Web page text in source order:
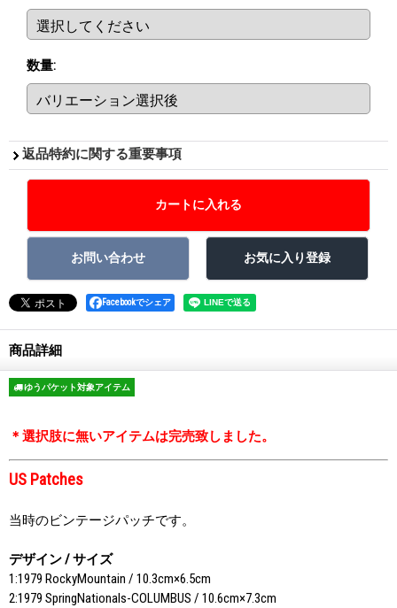
数量:
返品特約に関する重要事項
Facebookでシェア
商品詳細
ゆうパケット対象アイテム
＊選択肢に無いアイテムは完売致しました。
US Patches
当時のビンテージパッチです。
デザイン / サイズ
1:1979 RockyMountain / 10.3cm×6.5cm
2:1979 SpringNationals-COLUMBUS / 10.6cm×7.3cm